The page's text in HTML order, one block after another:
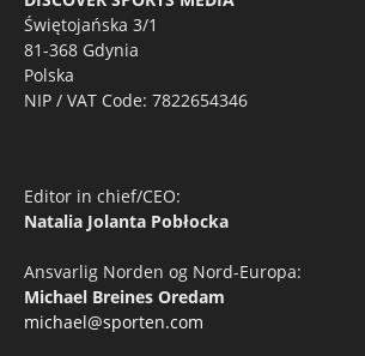
Świętojańska 3/1
81-368 Gdynia
Polska
NIP / VAT Code: 7822654346
Editor in chief/CEO:
Natalia Jolanta Pobłocka
Ansvarlig Norden og Nord-Europa:
Michael Breines Oredam
michael@sporten.com